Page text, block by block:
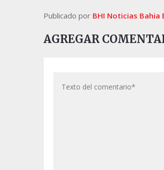
Publicado por BHI Noticias Bahia
AGREGAR